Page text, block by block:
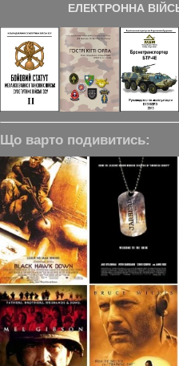
ЕЛЕКТРОННА
Що варто подивитись: